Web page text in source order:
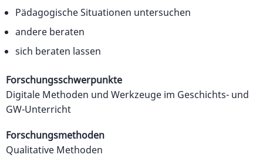
Pädagogische Situationen untersuchen
andere beraten
sich beraten lassen
Forschungsschwerpunkte
Digitale Methoden und Werkzeuge im Geschichts- und
GW-Unterricht
Forschungsmethoden
Qualitative Methoden